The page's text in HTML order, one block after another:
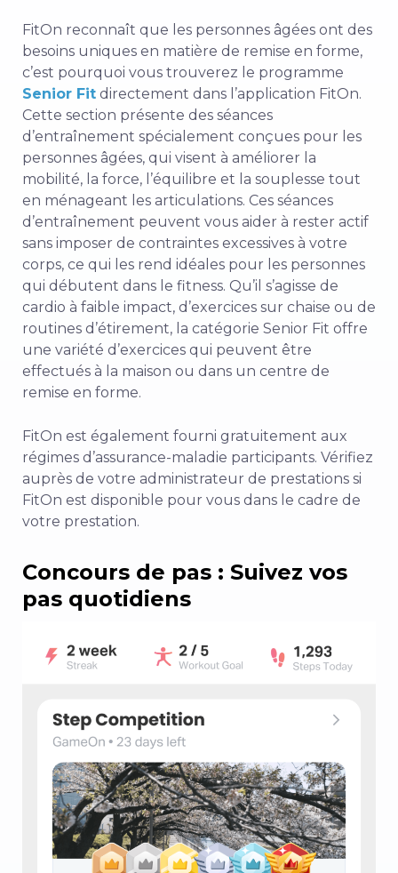
FitOn reconnaît que les personnes âgées ont des
besoins uniques en matière de remise en forme,
c’est pourquoi vous trouverez le programme
Senior Fit directement dans l’application FitOn.
Cette section présente des séances
d’entraînement spécialement conçues pour les
personnes âgées, qui visent à améliorer la
mobilité, la force, l’équilibre et la souplesse tout
en ménageant les articulations. Ces séances
d’entraînement peuvent vous aider à rester actif
sans imposer de contraintes excessives à votre
corps, ce qui les rend idéales pour les personnes
qui débutent dans le fitness. Qu’il s’agisse de
cardio à faible impact, d’exercices sur chaise ou de
routines d’étirement, la catégorie Senior Fit offre
une variété d’exercices qui peuvent être
effectués à la maison ou dans un centre de
remise en forme.
FitOn est également fourni gratuitement aux
régimes d’assurance-maladie participants. Vérifiez
auprès de votre administrateur de prestations si
FitOn est disponible pour vous dans le cadre de
votre prestation.
Concours de pas : Suivez vos
pas quotidiens